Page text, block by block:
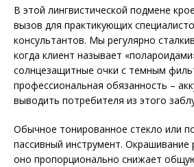
В этой лингвистической подмене
вызов для практикующих
консультантов. Мы регулярно
когда клиент называет
солнцезащитные очки с темным
профессиональная обязанность –
выводить потребителя из этого
Обычное тонированное стекло или
пассивный инструмент. Окрашивание
оно пропорционально снижает